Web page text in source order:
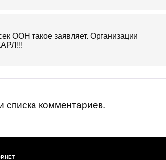
ООН такое заявляет. Организации
списка комментариев.